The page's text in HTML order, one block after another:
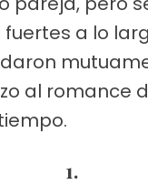
a lo
al romance
1.